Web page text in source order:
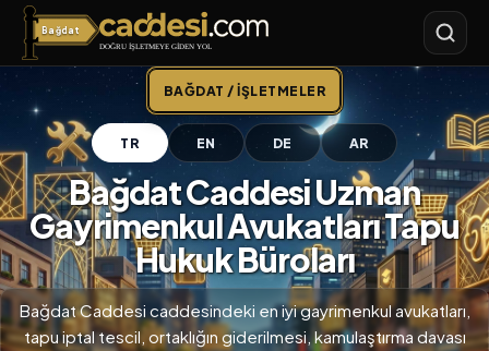
Bağdat
Bağdat Caddesi
BAĞDAT / İŞLETMELER
TR EN DE AR
Bağdat Caddesi Uzman
Gayrimenkul Avukatları Tapu
Hukuk Büroları
Bağdat Caddesi caddesindeki en iyi gayrimenkul avukatları,
tapu iptal tescil, ortaklığın giderilmesi, kamulaştırma davası